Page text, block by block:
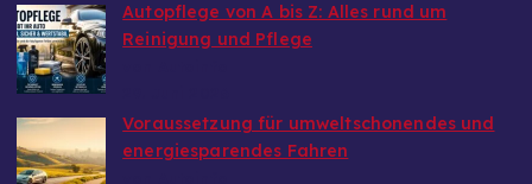
Autopflege von A bis Z: Alles rund um
Reinigung und Pflege
Voraussetzung für umweltschonendes und
energiesparendes Fahren